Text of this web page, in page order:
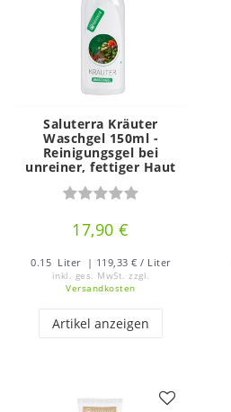
Saluterra Kräuter
Waschgel 150ml -
Reinigungsgel bei
unreiner, fettiger Haut
17,90 €
0.15 Liter | 119,33 € / Liter
inkl. ges. MwSt. zzgl.
Versandkosten
Artikel anzeigen